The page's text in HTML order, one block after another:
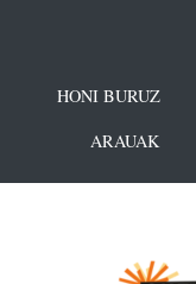
HONI BURUZ
ARAUAK